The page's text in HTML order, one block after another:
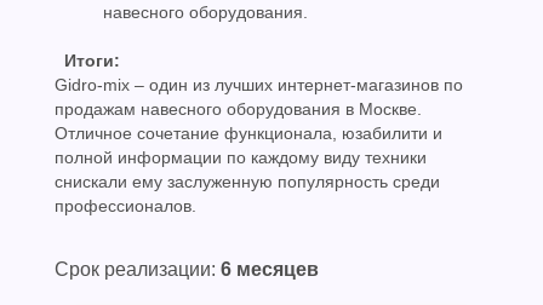
навесного оборудования.
Итоги:
Gidro-mix – один из лучших интернет-магазинов по
продажам навесного оборудования в Москве.
Отличное сочетание функционала, юзабилити и
полной информации по каждому виду техники
снискали ему заслуженную популярность среди
профессионалов.
Срок реализации: 6 месяцев